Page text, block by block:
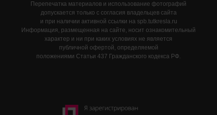
Перепечатка материалов и использование фотографий
допускается только с согласия владельцев сайта
и при наличии активной ссылки на spb.tutkresla.ru
Информация, размещенная на сайте, носит ознакомительный
характер и ни при каких условиях не является
публичной офертой, определяемой
положениями Статьи 437 Гражданского кодекса РФ.